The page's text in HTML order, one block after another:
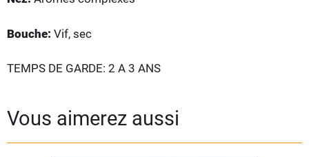
Bouche: Vif, sec
TEMPS DE GARDE: 2 A 3 ANS
Vous aimerez aussi